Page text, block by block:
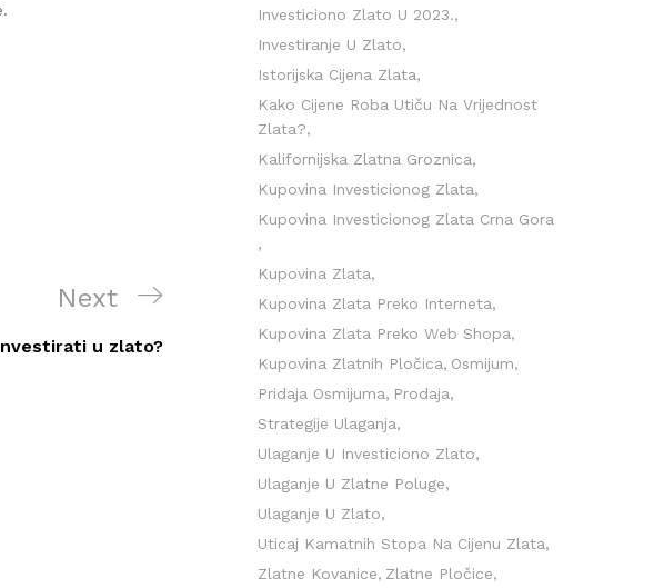
Next
Post
Next
u zlato?
Investiciono Zlato U 2023.
Investiranje U Zlato
Istorijska Cijena Zlata
Kako Cijene Roba Utiču Na Vrijednost
Zlata?
Kalifornijska Zlatna Groznica
Kupovina Investicionog Zlata
Kupovina Investicionog Zlata Crna Gora
Kupovina Zlata
Kupovina Zlata Preko Interneta
Kupovina Zlata Preko Web Shopa
Kupovina Zlatnih Pločica Osmijum
Pridaja Osmijuma
Prodaja
Strategije Ulaganja
Ulaganje U Investiciono Zlato
Ulaganje U Zlatne Poluge
Ulaganje U Zlato
Uticaj Kamatnih Stopa Na Cijenu Zlata
Zlatne Kovanice Zlatne Pločice